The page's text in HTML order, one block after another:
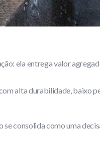
ela entrega valor
alta durabilidade, baixo
se consolida como uma